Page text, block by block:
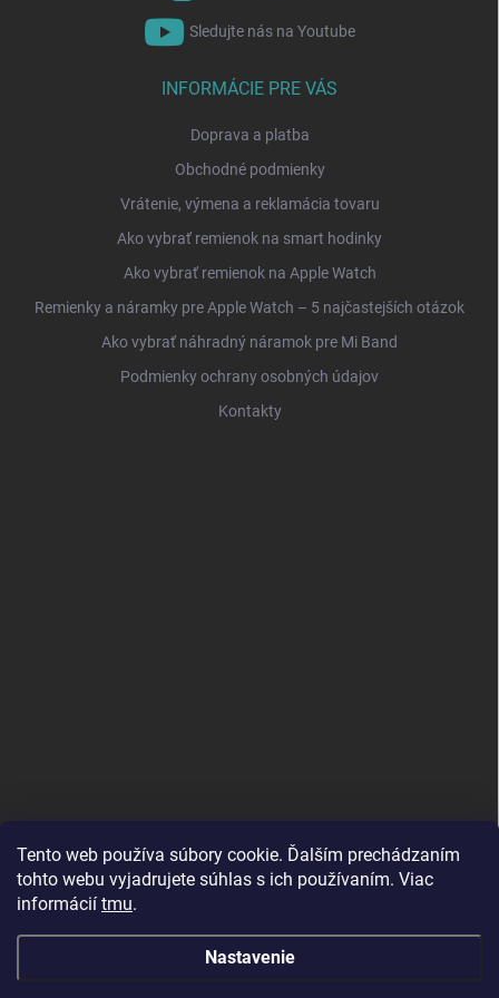
Tento web používa súbory cookie. Ďalším prechádzaním
tohto webu vyjadrujete súhlas s ich používaním. Viac
informácií tmu.
Nastavenie
Sledujte nás na Youtube
INFORMÁCIE PRE VÁS
Doprava a platba
Obchodné podmienky
Vrátenie, výmena a reklamácia tovaru
Ako vybrať remienok na smart hodinky
Ako vybrať remienok na Apple Watch
Remienky a náramky pre Apple Watch – 5 najčastejších otázok
Ako vybrať náhradný náramok pre Mi Band
Podmienky ochrany osobných údajov
Kontakty
MujMiBand.cz